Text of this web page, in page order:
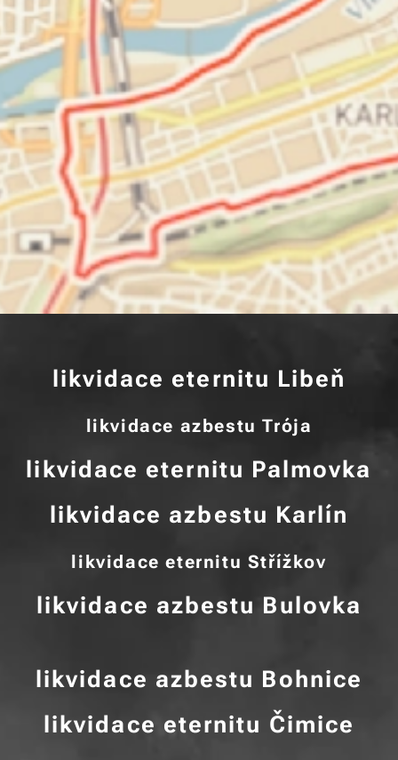
likvidace eternitu Libeň
likvidace azbestu Trója
likvidace eternitu Palmovka
likvidace azbestu Karlín
likvidace eternitu Střížkov
likvidace azbestu Bulovka
likvidace azbestu Bohnice
likvidace eternitu Čimice